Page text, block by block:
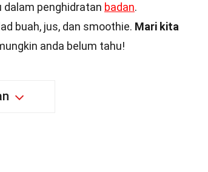
dalam penghidratan badan.
buah, jus, dan smoothie. Mari kita
anda belum tahu!